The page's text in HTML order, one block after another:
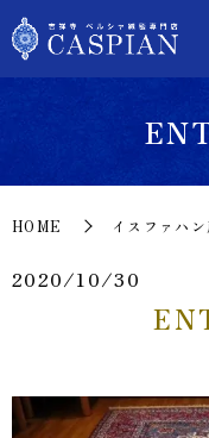
HOME イスファハ
2020/10/30